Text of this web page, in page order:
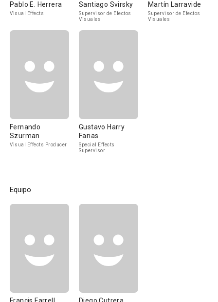
Pablo E. Herrera
Visual Effects
Santiago Svirsky
Supervisor de Efectos
Visuales
Martín Larravide
Supervisor de Efectos
Visuales
Fernando
Szurman
Visual Effects Producer
Gustavo Harry
Farias
Special Effects
Supervisor
Equipo